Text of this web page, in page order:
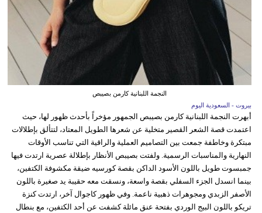
النجمة اللبنانية كارمن بصيبص
بيروت - السعودية اليوم
أبهرت النجمة اللبنانية كارمن بصيبص الجمهور مؤخراً بأحدث ظهور لها، حيث
اعتمدت قصة الشعر القصير متخلية عن شعرها الطويل المعتاد، لتتألق بإطلالات
مبتكرة وخاطفة جمعت بين التصاميم العملية والراقية التي تناسب الأوقات
النهارية والمناسبات الرسمية. ولفتت بصيبص الأنظار بإطلالة عصرية ارتدت فيها
جمبسوت طويل باللون الأسود الداكن بقصة كورسيه ضيقة مكشوفة الكتفين،
بينما انسدل الجزء السفلي بقصة واسعة، ونسقت معه حقيبة يد صغيرة باللون
الأصفر الزبدي ومجوهرات ذهبية ناعمة. وفي ظهور كاجوال آخر، ارتدت كنزة
تريكو باللون البيج الوردي بفتحة عنق مائلة كشفت عن أحد الكتفين، مع بنطال